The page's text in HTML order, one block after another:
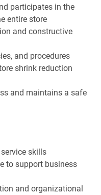
participates in the
entire store
and constructive
and procedures
shrink reduction
and maintains a safe
skills
to support business
and organizational